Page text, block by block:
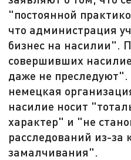
"постоянной
что администрация
бизнес на насилии".
совершивших
даже не преследуют".
немецкая
насилие носит
характер" и "не
расследований из-за
замалчивания".